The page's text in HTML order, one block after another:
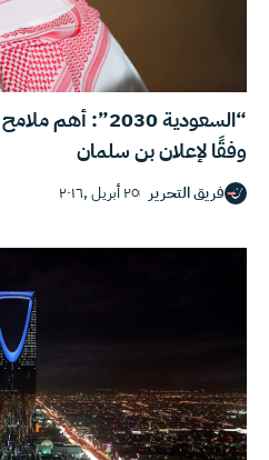
“السعودية 2030”:
وفقًا لإعلان بن سلمان
فريق التحرير ٢٥ أبريل ,٢٠١٦